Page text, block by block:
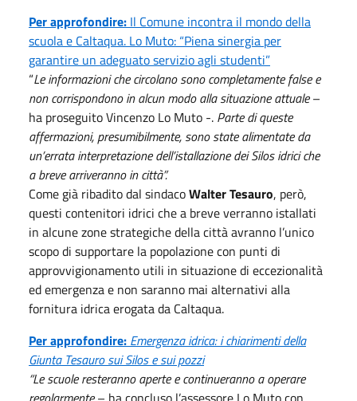
Per approfondire: Il Comune incontra il mondo della
scuola e Caltaqua. Lo Muto: “Piena sinergia per
garantire un adeguato servizio agli studenti”
“Le informazioni che circolano sono completamente false e
non corrispondono in alcun modo alla situazione attuale–
ha proseguito Vincenzo Lo Muto -. Parte di queste
affermazioni, presumibilmente, sono state alimentate da
un’errata interpretazione dell’istallazione dei Silos idrici che
a breve arriveranno in città”.
Come già ribadito dal sindacoWalter Tesauro, però,
questi contenitori idrici che a breve verranno istallati
in alcune zone strategiche della città avranno l’unico
scopo di supportare la popolazione con punti di
approvvigionamento utili in situazione di eccezionalità
ed emergenza e non saranno mai alternativi alla
fornitura idrica erogata da Caltaqua.
Per approfondire: Emergenza idrica: i chiarimenti della
Giunta Tesauro sui Silos e sui pozzi
“Le scuole resteranno aperte e continueranno a operare